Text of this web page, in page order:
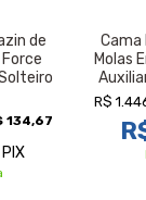
de
134,67
Cama
Molas
R$